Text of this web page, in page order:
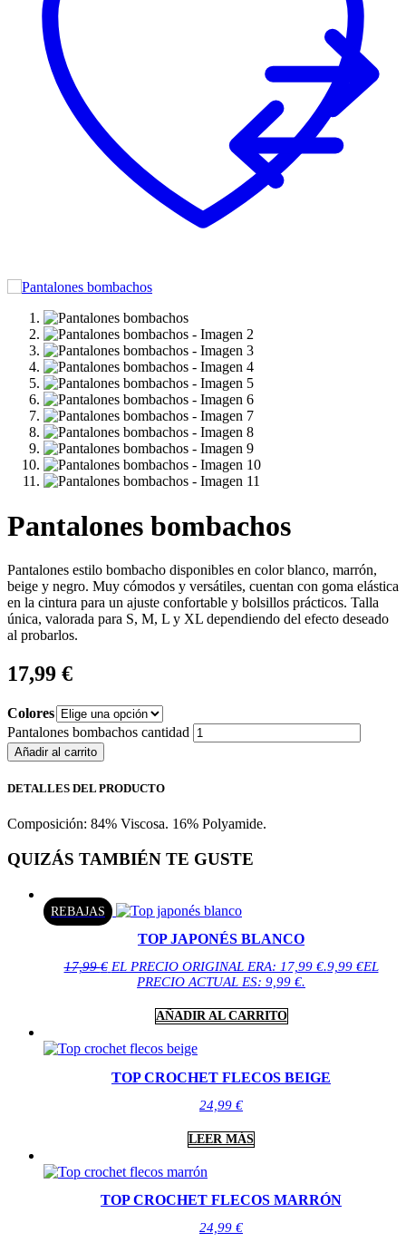
Pantalones bombachos
Pantalones estilo bombacho disponibles en color blanco, marrón,
beige y negro. Muy cómodos y versátiles, cuentan con goma elástica
en la cintura para un ajuste confortable y bolsillos prácticos. Talla
única, valorada para S, M, L y XL dependiendo del efecto deseado
al probarlos.
17,99 €
Colores
Pantalones bombachos cantidad
Añadir al carrito
DETALLES DEL PRODUCTO
Composición: 84% Viscosa. 16% Polyamide.
QUIZÁS TAMBIÉN TE GUSTE
REBAJAS
TOP JAPONÉS BLANCO
17,99€ EL PRECIO ORIGINAL ERA: 17,99 €.9,99 €EL
PRECIO ACTUAL ES: 9,99 €.
AÑADIR AL CARRITO
TOP CROCHET FLECOS BEIGE
24,99 €
LEER MÁS
TOP CROCHET FLECOS MARRÓN
24,99 €